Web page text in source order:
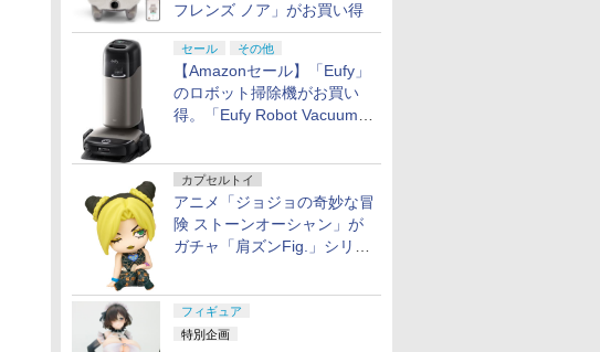
フレンズ ノア」がお買い得
セール その他
【Amazonセール】「Eufy」
のロボット掃除機がお買い
得。「Eufy Robot Vacuum
カプセルトイ
アニメ「ジョジョの奇妙な冒
険 ストーンオーシャン」が
ガチャ「肩ズンFig.」シリー
フィギュア
特別企画